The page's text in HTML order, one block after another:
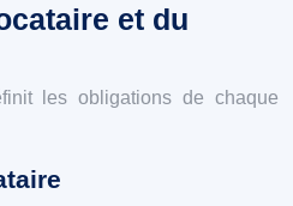
et du
les obligations de chaque